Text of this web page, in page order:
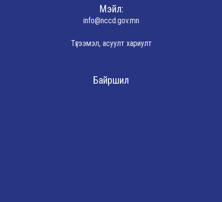
Мэйл:
info@nccd.gov.mn
Түгээмэл, асуулт хариулт
Байршил